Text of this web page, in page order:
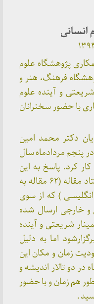
انسانی
پژوهشگاه علوم
فرهنگ، هنر و
و آینده علوم
سال جاری با حضور سخنرانان
دکتر محمد امین
پنجم مردادماه سال
کار کرد. پاسخ به این
فراخوان عبارت بوده است از هشتاد مقاله (۶۲ مقاله به
به زبان انگلیسی ) که از سوی
و خارجی ارسال شده
شریعتی و آینده
اما به دلیل
زمان و مکان این
دوشنبه ۲۳ آذر ماه در دو تالار اندیشه و
صبح تا ۲۱ شب بطور هم زمان و با حضور
.